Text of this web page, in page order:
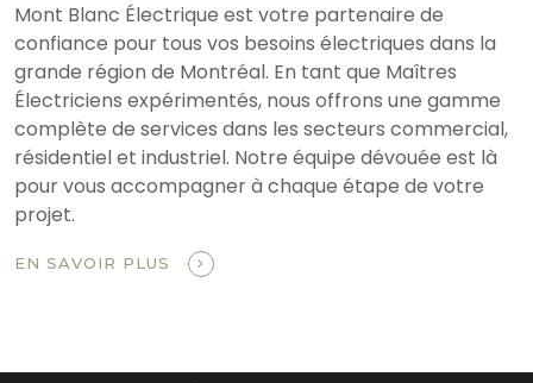
Mont Blanc Électrique est votre partenaire de
confiance pour tous vos besoins électriques dans la
grande région de Montréal. En tant que Maîtres
Électriciens expérimentés, nous offrons une gamme
complète de services dans les secteurs commercial,
résidentiel et industriel. Notre équipe dévouée est là
pour vous accompagner à chaque étape de votre
projet.
EN SAVOIR PLUS